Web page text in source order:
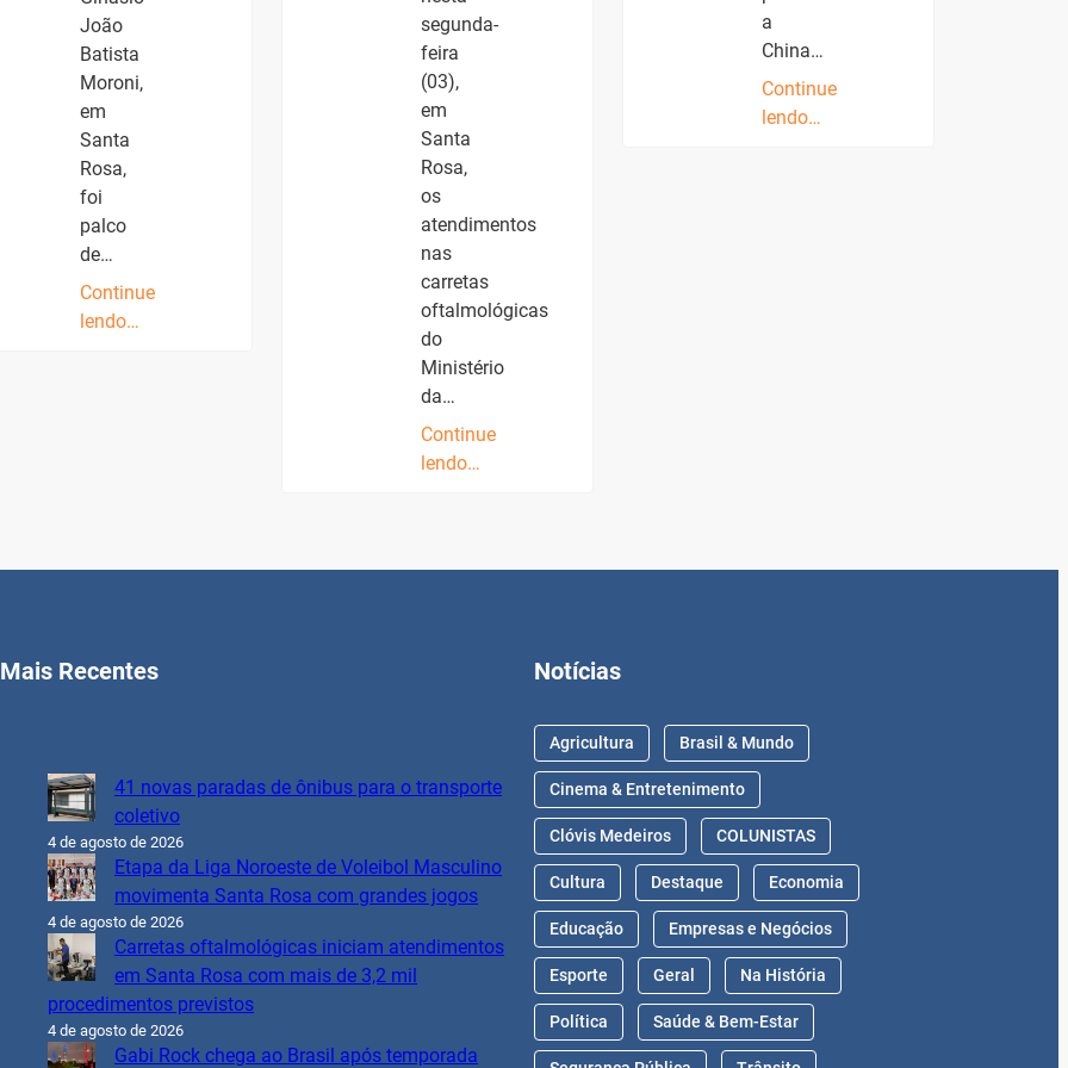
João
Batista
Moroni,
em
Santa
Rosa,
foi
palco
de…
Continue
lendo…
segunda-
feira
(03),
em
Santa
Rosa,
os
atendimentos
nas
carretas
oftalmológicas
do
Ministério
da…
Continue
lendo…
a
China…
Continue
lendo…
Mais Recentes
41 novas paradas de ônibus para o transporte
coletivo
4 de agosto de 2026
Etapa da Liga Noroeste de Voleibol Masculino
movimenta Santa Rosa com grandes jogos
4 de agosto de 2026
Carretas oftalmológicas iniciam atendimentos
em Santa Rosa com mais de 3,2 mil
procedimentos previstos
4 de agosto de 2026
Gabi Rock chega ao Brasil após temporada
Notícias
Agricultura Brasil & Mundo
Cinema & Entretenimento
Clóvis Medeiros COLUNISTAS
Cultura Destaque Economia
Educação Empresas e Negócios
Esporte Geral Na História
Política Saúde & Bem-Estar